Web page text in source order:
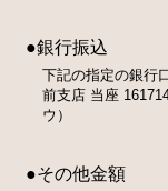
●銀行振込
下記の指定の銀行
前支店 当座
ウ）
●その他金額